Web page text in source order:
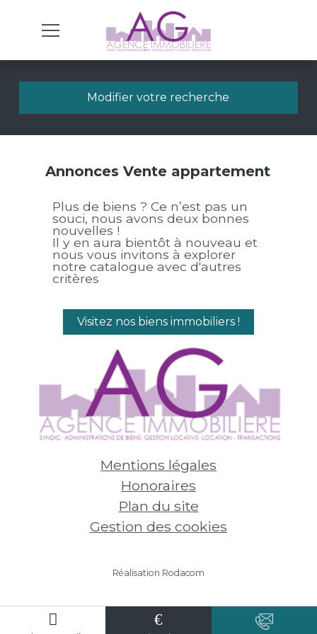
Modifier votre recherche
Annonces Vente appartement
Plus de biens ? Ce n’est pas un
souci, nous avons deux bonnes
nouvelles !
Il y en aura bientôt à nouveau et
nous vous invitons à explorer
notre catalogue avec d'autres
critères
Visitez nos biens immobiliers !
Mentions légales
Honoraires
Plan du site
Gestion des cookies
Réalisation Rodacom